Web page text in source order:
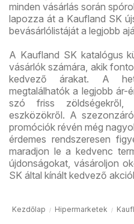
minden vásárlás során
lapozza át a Kaufland SK
bevásárlólistáját a legjobb
A Kaufland SK katalógus
vásárlók számára, akik
kedvező árakat. A
megtalálhatók a legjobb ár-
szó friss zöldségekről,
eszközökről. A
promóciók révén még
érdemes rendszeresen
maradjon le a kedvenc
újdonságokat, vásároljon
SK által kínált kedvező
Kezdőlap Hipermarketek